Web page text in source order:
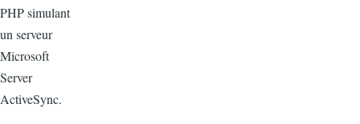
PHP simulant
un serveur
Microsoft
Server
ActiveSync.